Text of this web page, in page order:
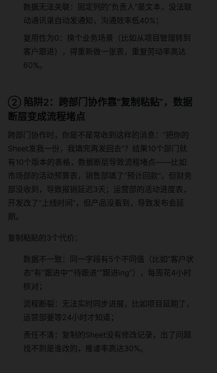
数据无法关联：固定列的“负责人”是文本，没法联
动通讯录自动发通知，沟通效率低40%；
复用性为0：换个业务场景（比如从项目管理转到
客户跟进），得重新做一张表，重复劳动率高达
60%。
② 陷阱2：跨部门协作靠“复制粘贴”，数据
断层变成流程堵点
跨部门协作时，你是不是常收到这样的消息：“把你的
Sheet发我一份，我填完再发回去”？结果10个部门就
有10个版本的表格，数据断层导致流程堵点——比如
市场部的活动预算表，销售部填了“预计回款”，但财务
部没收到，导致报销延迟3天；运营部的活动进度表，
开发改了“上线时间”，但产品没看到，导致发布会延
期。
复制粘贴的3个代价：
数据不一致：同一字段有5个不同值（比如“客户状
态”有“跟进中”“待跟进”“跟进ing”），每周花4小时
核对；
流程断裂：无法实时同步进展，比如项目延期了，
运营部要等24小时才知道；
责任不清：复制的Sheet没有修改记录，出了问题
找不到是谁改的，推诿率高达30%。